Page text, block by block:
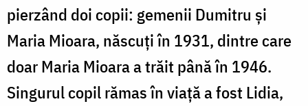
pierzând doi copii: gemenii Dumitru și
Maria Mioara, născuți în 1931, dintre care
doar Maria Mioara a trăit până în 1946.
Singurul copil rămas în viață a fost Lidia,